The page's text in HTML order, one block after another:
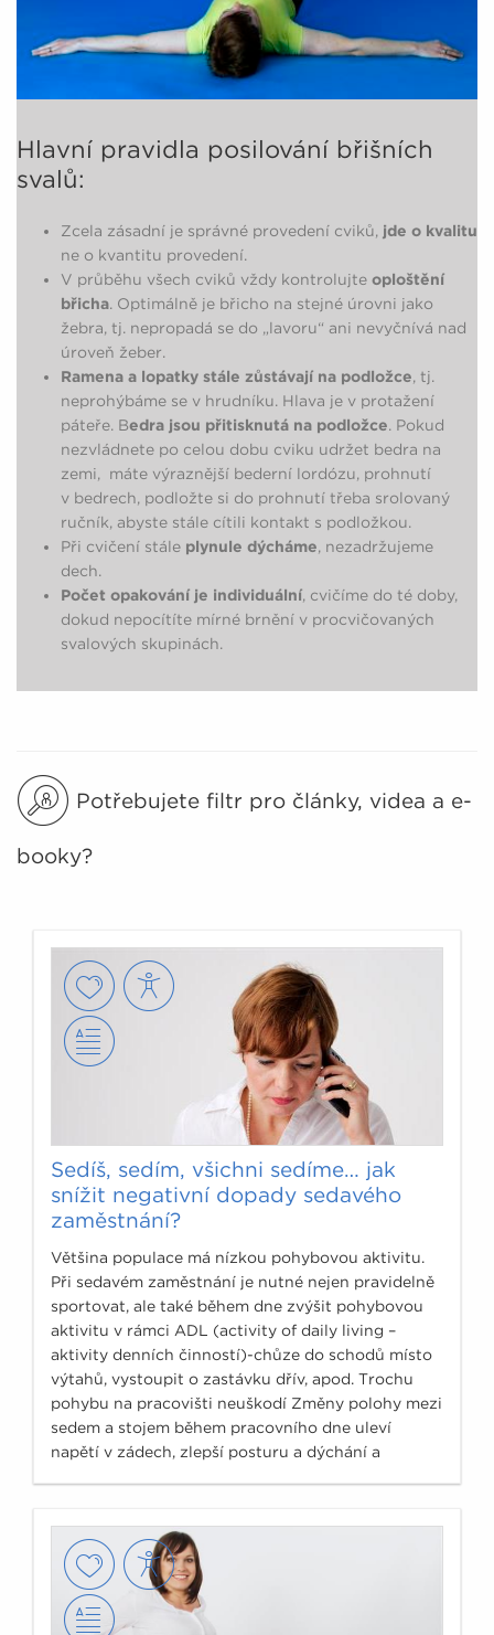
Hlavní pravidla posilování břišních
svalů:
Zcela zásadní je správné provedení cviků, jde o kvalitu
ne o kvantitu provedení.
V průběhu všech cviků vždy kontrolujte oploštění
břicha. Optimálně je břicho na stejné úrovni jako
žebra, tj. nepropadá se do „lavoru“ ani nevyčnívá nad
úroveň žeber.
Ramena a lopatky stále zůstávají na podložce, tj.
neprohýbáme se v hrudníku. Hlava je v protažení
páteře. Bedra jsou přitisknutá na podložce. Pokud
nezvládnete po celou dobu cviku udržet bedra na
zemi, máte výraznější bederní lordózu, prohnutí
v bedrech, podložte si do prohnutí třeba srolovaný
ručník, abyste stále cítili kontakt s podložkou.
Při cvičení stále plynule dýcháme, nezadržujeme
dech.
Počet opakování je individuální, cvičíme do té doby,
dokud nepocítíte mírné brnění v procvičovaných
svalových skupinách.
Potřebujete filtr pro články, videa a e-
booky?
Sedíš, sedím, všichni sedíme… jak
snížit negativní dopady sedavého
zaměstnání?
Většina populace má nízkou pohybovou aktivitu.
Při sedavém zaměstnání je nutné nejen pravidelně
sportovat, ale také během dne zvýšit pohybovou
aktivitu v rámci ADL (activity of daily living –
aktivity denních činností)-chůze do schodů místo
výtahů, vystoupit o zastávku dřív, apod. Trochu
pohybu na pracovišti neuškodí Změny polohy mezi
sedem a stojem během pracovního dne uleví
napětí v zádech, zlepší posturu a dýchání a